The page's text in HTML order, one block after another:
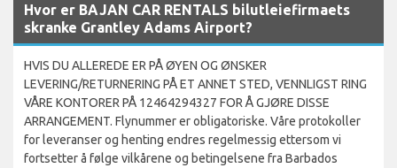
Hvor er BAJAN CAR RENTALS bilutleiefirmaets
skranke Grantley Adams Airport?
HVIS DU ALLEREDE ER PÅ ØYEN OG ØNSKER
LEVERING/RETURNERING PÅ ET ANNET STED, VENNLIGST RING
VÅRE KONTORER PÅ 12464294327 FOR Å GJØRE DISSE
ARRANGEMENT. Flynummer er obligatoriske. Våre protokoller
for leveranser og henting endres regelmessig ettersom vi
fortsetter å følge vilkårene og betingelsene fra Barbados